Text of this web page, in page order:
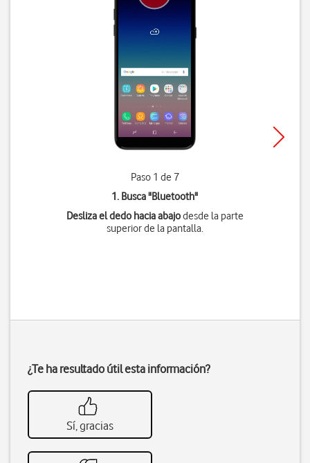
Paso 1 de 7
1. Busca "Bluetooth"
Desliza el dedo hacia abajodesde la parte
superior de la pantalla.
¿Te ha resultado útil esta información?
Sí, gracias